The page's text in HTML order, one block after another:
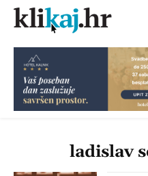
ladislav